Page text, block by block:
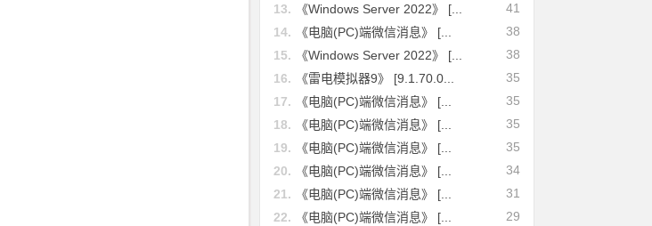
41
13.
《Windows Server 2022》 [...
38
14.
《电脑(PC)端微信消息》 [...
38
15.
《Windows Server 2022》 [...
35
16.
《雷电模拟器9》 [9.1.70.0...
35
17.
《电脑(PC)端微信消息》 [...
35
18.
《电脑(PC)端微信消息》 [...
35
19.
《电脑(PC)端微信消息》 [...
34
20.
《电脑(PC)端微信消息》 [...
31
21.
《电脑(PC)端微信消息》 [...
29
22.
《电脑(PC)端微信消息》 [...